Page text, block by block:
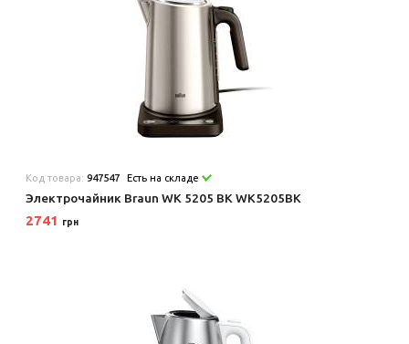
Код товара:947547 Есть на складе
Электрочайник Braun WK 5205 BK WK5205BK
2741 грн